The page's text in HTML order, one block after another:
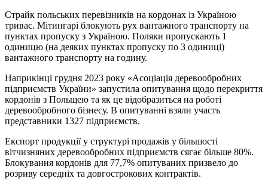
Страйк польських перевізників на кордонах із Україною
триває. Мітингарі блокують рух вантажного транспорту на
пунктах пропуску з Україною. Поляки пропускають 1
одиницю (на деяких пунктах пропуску по 3 одиниці)
вантажного транспорту на годину.
Наприкінці грудня 2023 року «Асоціація деревообробних
підприємств України» запустила опитування щодо перекриття
кордонів з Польщею та як це відобразиться на роботі
деревообробного бізнесу. В опитуванні взяли участь
представники 1327 підприємств.
Експорт продукції у структурі продажів у більшості
вітчизняних деревообробних підприємств сягає більше 80%.
Блокування кордонів для 77,7% опитуваних призвело до
розриву середніх та довгострокових контрактів.